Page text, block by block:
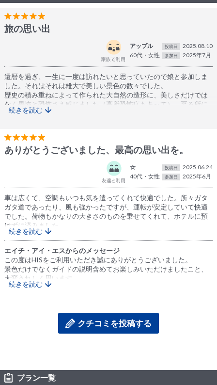
旅の思い出
アップル
60代・女性
投稿日 2025.08.10
参加日 2025年7月
還暦を過ぎ、一生に一度は訪れたいと思っていたので娘と参加しま
した。それはそれは雄大で美しい景色の数々でした。
歴史の積み重ねによって作られた大自然の造形に、美しさだけでは
なく畏怖と恐怖さえ感じました（高所恐怖症もあって）。至る所に
足を運んで初めてわかる感動が待っていました。
不安なく過ごせることができました。歴史の解説もわかりやすく楽
しく、写真の腕前もセンスよく技術もおありで、素晴らしい写真を
見どころや穴場、ガソリンスタンドでのホットドッグやシェイクの
作り方！綺麗なトイレ、美味しいレストラン、やみつきになるチッ
プスやアーモンドまで、全て事前に教えて下さったので、旅がいっ
そう快適で思い出深いものになりました。
ナバホ族の言葉を教えて頂いて挨拶を交わし、その笑顔を見た時に
は心と心が触れ合えた気がしました。車内でのBGMは心地良く、な
んと熟睡タイムまで！娘とこっそり神ガイドと呼んでいました。
２泊したホテルはとても素敵なホテルでした。ガイドのアイさんあ
りがとうございました。一生に残る思い出ができたこと、そして無
事にツアーを終えられたことを心から感謝しています。アリゾナの
続きを読む
ありがとうございました、最高の思い出を。
☆
40代・女性
投稿日 2025.06.24
参加日 2025年6月
車は広くて、空調もいつも気を遣ってくれて快適でした。所々ガタ
ガタ道であったり、風も強かったですが、運転が安定していて快適
でした。荷物もかなりの大きさのものを乗せてくれて、ホテルに預
けずに済みました。
宿泊先のおすすめのレストランも美味しかったです。ツアーについ
ていたナバホ料理も美味しかったです。
おすすめスポットを教えてくれて、写真もいつも撮ってくださいま
した。動物が出てきた時も教えてくれて、道中様々な動物を見るこ
とができました。短期間で8箇所回れるというのもよかったと思いま
色々な歴史の話も教えてくださり、ネバダ、アリゾナ、ユタ州をか
なり堪能できました。ありがとうございます。
続きを読む
エイチ・アイ・エスからのメッセージ
この度はHISをご利用いただき誠にありがとうございました。
景色だけでなくガイドの説明含めてお楽しみいただけましたこと、
大変うれしく思います。
他にも様々なツアーがございますのでアメリカにお立ち寄りの際は
続きを読む
クチコミを投稿する
プラン一覧